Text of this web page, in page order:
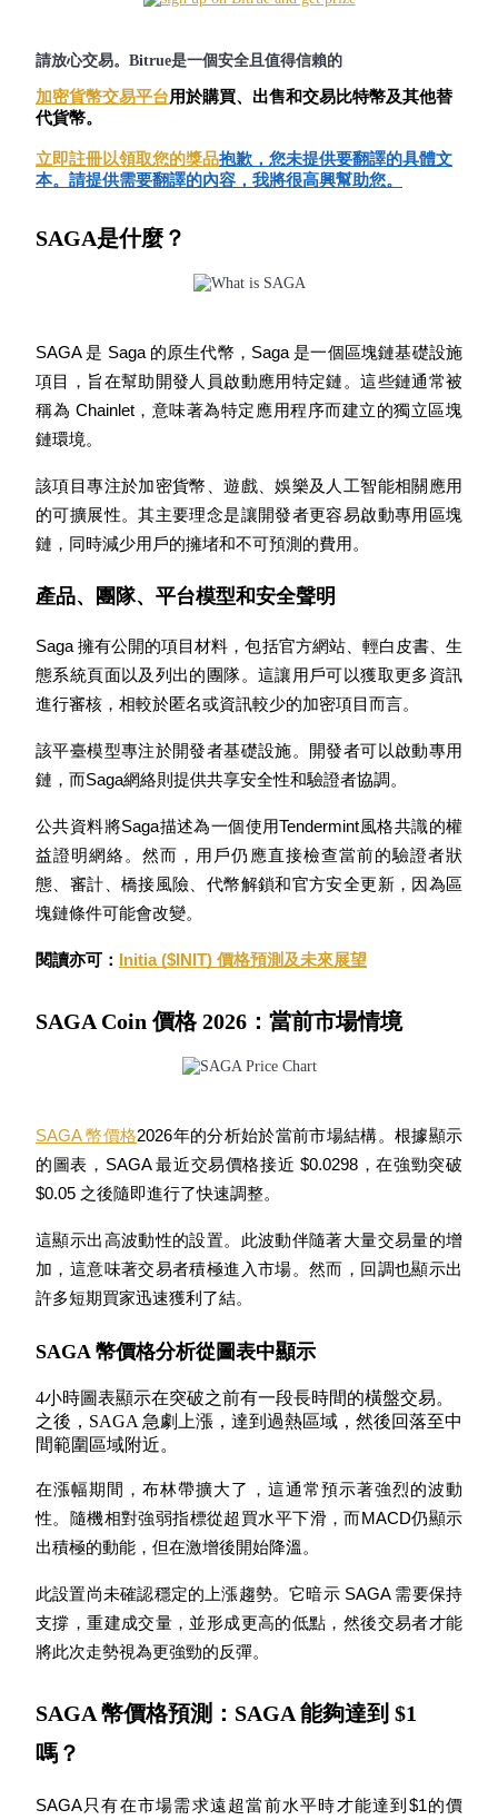
USDC永續
多種以USDC結算的永續合約
跟單
成為跟單交易員
坐享盈利分成和跟單分傭
合約資訊
包含交易情況等的大數據分析
合約指南
合約功能使用指南
學習如何保持盈利
理財
請放心交易。Bitrue是一個安全且值得信賴的
加密貨幣交易平台用於購買、出售和交易比特幣及其他替
代貨幣。
立即註冊以領取您的獎品抱歉，您未提供要翻譯的具體文
本。請提供需要翻譯的內容，我將很高興幫助您。
SAGA是什麼？
SAGA 是 Saga 的原生代幣，Saga 是一個區塊鏈基礎設施
項目，旨在幫助開發人員啟動應用特定鏈。這些鏈通常被
稱為 Chainlet，意味著為特定應用程序而建立的獨立區塊
鏈環境。
該項目專注於加密貨幣、遊戲、娛樂及人工智能相關應用
的可擴展性。其主要理念是讓開發者更容易啟動專用區塊
鏈，同時減少用戶的擁堵和不可預測的費用。
產品、團隊、平台模型和安全聲明
Saga 擁有公開的項目材料，包括官方網站、輕白皮書、生
態系統頁面以及列出的團隊。這讓用戶可以獲取更多資訊
進行審核，相較於匿名或資訊較少的加密項目而言。
該平臺模型專注於開發者基礎設施。開發者可以啟動專用
鏈，而Saga網絡則提供共享安全性和驗證者協調。
公共資料將Saga描述為一個使用Tendermint風格共識的權
益證明網絡。然而，用戶仍應直接檢查當前的驗證者狀
態、審計、橋接風險、代幣解鎖和官方安全更新，因為區
塊鏈條件可能會改變。
閱讀亦可： Initia ($INIT) 價格預測及未來展望
SAGA Coin 價格 2026：當前市場情境
SAGA 幣價格2026年的分析始於當前市場結構。根據顯示
的圖表，SAGA 最近交易價格接近 $0.0298，在強勁突破
$0.05 之後隨即進行了快速調整。
這顯示出高波動性的設置。此波動伴隨著大量交易量的增
加，這意味著交易者積極進入市場。然而，回調也顯示出
許多短期買家迅速獲利了結。
SAGA 幣價格分析從圖表中顯示
4小時圖表顯示在突破之前有一段長時間的橫盤交易。
之後，SAGA 急劇上漲，達到過熱區域，然後回落至中
間範圍區域附近。
在漲幅期間，布林帶擴大了，這通常預示著強烈的波動
性。隨機相對強弱指標從超買水平下滑，而MACD仍顯示
出積極的動能，但在激增後開始降溫。
此設置尚未確認穩定的上漲趨勢。它暗示 SAGA 需要保持
支撐，重建成交量，並形成更高的低點，然後交易者才能
將此次走勢視為更強勁的反彈。
SAGA 幣價格預測：SAGA 能夠達到 $1
嗎？
SAGA只有在市場需求遠超當前水平時才能達到$1的價